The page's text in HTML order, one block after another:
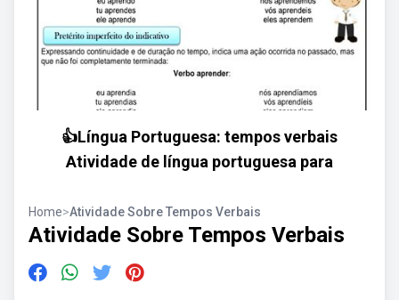
👍Língua Portuguesa: tempos verbais
Atividade de língua portuguesa para
Home>Atividade Sobre Tempos Verbais
Atividade Sobre Tempos Verbais